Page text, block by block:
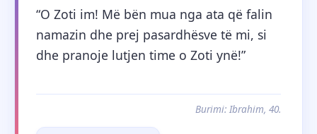
“O Zoti im! Më bën mua nga ata që falin
namazin dhe prej pasardhësve të mi, si
dhe pranoje lutjen time o Zoti ynë!”
Burimi: Ibrahim, 40.